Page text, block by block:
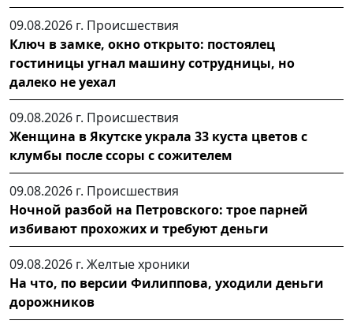
09.08.2026 г. Происшествия
Ключ в замке, окно открыто: постоялец
гостиницы угнал машину сотрудницы, но
далеко не уехал
09.08.2026 г. Происшествия
Женщина в Якутске украла 33 куста цветов с
клумбы после ссоры с сожителем
09.08.2026 г. Происшествия
Ночной разбой на Петровского: трое парней
избивают прохожих и требуют деньги
09.08.2026 г. Желтые хроники
На что, по версии Филиппова, уходили деньги
дорожников